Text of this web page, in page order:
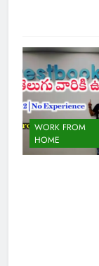
WORK FROM
HOME